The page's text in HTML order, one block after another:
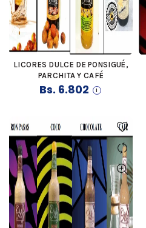
COMPRAR
LICORES DULCE DE PONSIGUÉ,
PARCHITA Y CAFÉ
Bs. 6.802